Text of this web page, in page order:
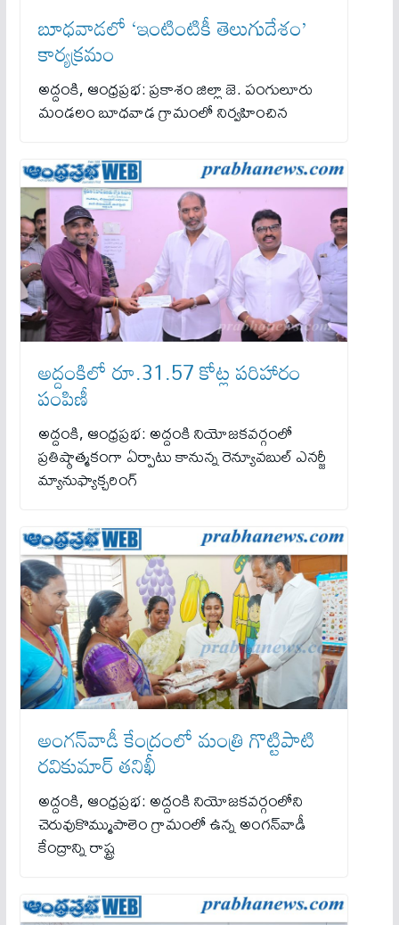
బూధవాడలో ‘ఇంటింటికీ తెలుగుదేశం’
కార్యక్రమం
అద్దంకి, ఆంధ్రప్రభ: ప్రకాశం జిల్లా జె. పంగులూరు
మండలం బూధవాడ గ్రామంలో నిర్వహించిన
అద్దంకిలో రూ.31.57 కోట్ల పరిహారం
పంపిణీ
అద్దంకి, ఆంధ్రప్రభ: అద్దంకి నియోజకవర్గంలో
ప్రతిష్ఠాత్మకంగా ఏర్పాటు కానున్న రెన్యూవబుల్ ఎనర్జీ
మ్యానుఫ్యాక్చరింగ్
అంగన్‌వాడీ కేంద్రంలో మంత్రి గొట్టిపాటి
రవికుమార్ తనిఖీ
అద్దంకి, ఆంధ్రప్రభ: అద్దంకి నియోజకవర్గంలోని
చెరువుకొమ్ముపాలెం గ్రామంలో ఉన్న అంగన్‌వాడీ
కేంద్రాన్ని రాష్ట్ర